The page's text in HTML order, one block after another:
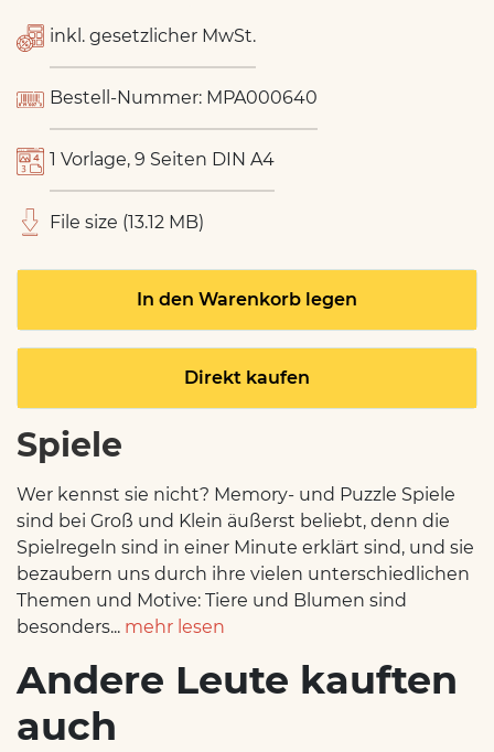
inkl. gesetzlicher MwSt.
Bestell-Nummer: MPA000640
1 Vorlage, 9 Seiten DIN A4
File size (13.12 MB)
In den Warenkorb legen
Direkt kaufen
Spiele
Wer kennst sie nicht? Memory- und Puzzle Spiele
sind bei Groß und Klein äußerst beliebt, denn die
Spielregeln sind in einer Minute erklärt sind, und sie
bezaubern uns durch ihre vielen unterschiedlichen
Themen und Motive: Tiere und Blumen sind
besonders... mehr lesen
Andere Leute kauften
auch